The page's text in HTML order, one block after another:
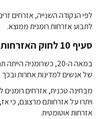
לפי הנקודה השנייה, אזרחים
לתבוע אזרחות רומנית ממוצא.
סעיף 10 לחוק האזרחות הרומנית
במאה ה-20, כשרומניה
של אנשים למדינות אחרות
מבחינה טכנית, אזרחים
ויתרו על אזרחותם מרצונם, כי
אזרחות אוטומטית.